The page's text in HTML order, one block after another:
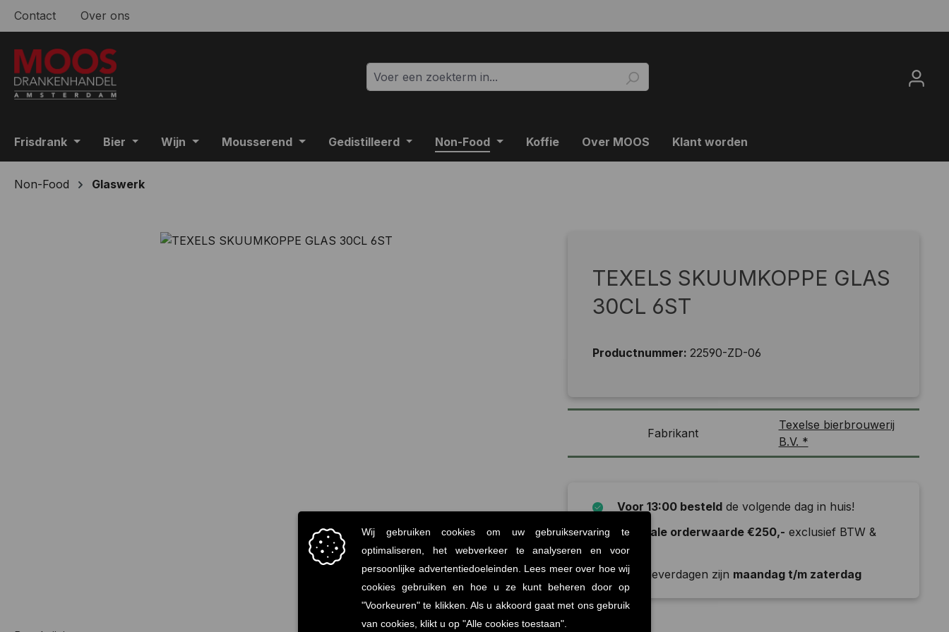
naar de hoofdinhoud
Ga naar de zoekopdracht
Ga naar de hoofdnavigatie
Contact Over ons
Frisdrank Bier Wijn Mousserend Gedistilleerd Non-Food Koffie Over MOOS Klant worden
Non-Food Glaswerk
Afbeeldingengalerij overslaan
TEXELS SKUUMKOPPE GLAS
30CL 6ST
Productnummer: 22590-ZD-06
Fabrikant
Texelse bierbrouwerij
B.V. *
Voor 13:00 besteld de volgende dag in huis!
Minimale orderwaarde €250,- exclusief BTW &
statiegeld
Onze leverdagen zijn maandag t/m zaterdag